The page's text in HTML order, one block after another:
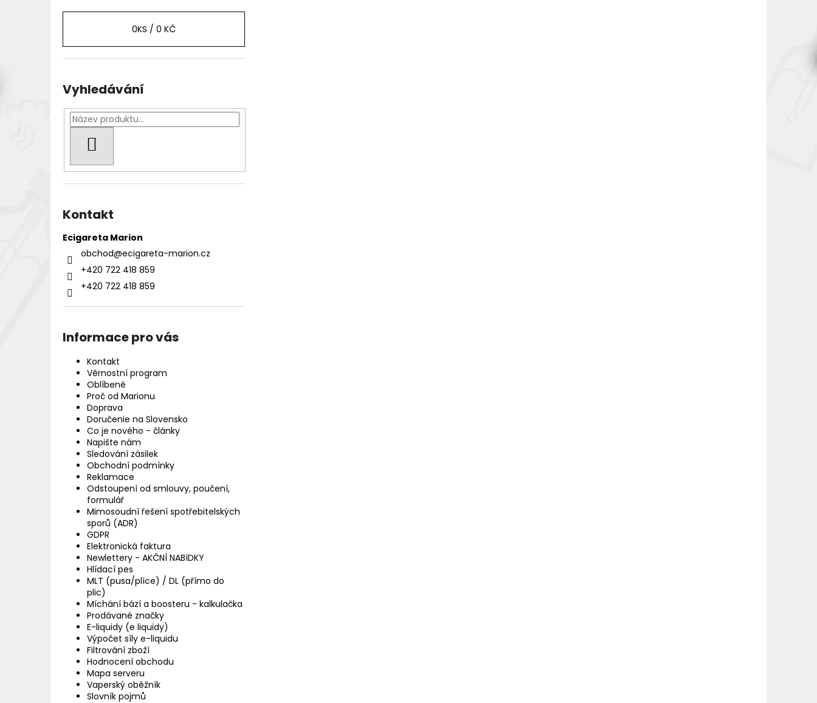
0KS / 0 KČ
Vyhledávání
Kontakt
Ecigareta Marion
obchod@ecigareta-marion.cz
+420 722 418 859
+420 722 418 859
Informace pro vás
Kontakt
Věrnostní program
Oblíbené
Proč od Marionu
Doprava
Doručenie na Slovensko
Co je nového - články
Napište nám
Sledování zásilek
Obchodní podmínky
Reklamace
Odstoupení od smlouvy, poučení,
formulář
Mimosoudní řešení spotřebitelských
sporů (ADR)
GDPR
Elektronická faktura
Newlettery - AKČNÍ NABíDKY
Hlídací pes
MLT (pusa/plíce) / DL (přímo do
plic)
Míchání bází a boosteru - kalkulačka
Prodávané značky
E-liquidy (e liquidy)
Výpočet síly e-liquidu
Filtrování zboží
Hodnocení obchodu
Mapa serveru
Vaperský oběžník
Slovník pojmů